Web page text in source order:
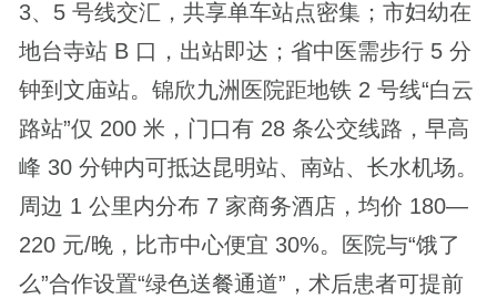
3、5 号线交汇，共享单车站点密集；市妇幼在
地台寺站 B 口，出站即达；省中医需步行 5 分
钟到文庙站。锦欣九洲医院距地铁 2 号线“白云
路站”仅 200 米，门口有 28 条公交线路，早高
峰 30 分钟内可抵达昆明站、南站、长水机场。
周边 1 公里内分布 7 家商务酒店，均价 180—
220 元/晚，比市中心便宜 30%。医院与“饿了
么”合作设置“绿色送餐通道”，术后患者可提前